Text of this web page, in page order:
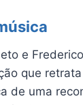
e
que
de uma